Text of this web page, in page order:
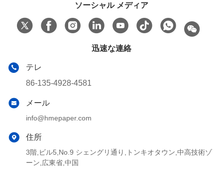
ソーシャル メディア
迅速な連絡
テレ
86-135-4928-4581
メール
info@hmepaper.com
住所
3階,ビル5,No.9 シェングリ通り,トンキオタウン,中高技術ゾ
ーン,広東省,中国